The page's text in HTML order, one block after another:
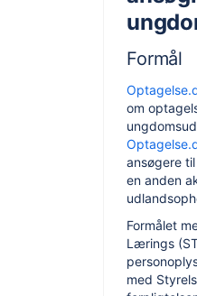
Formål
om
ansøgere
en anden
Formålet
Lærings
med